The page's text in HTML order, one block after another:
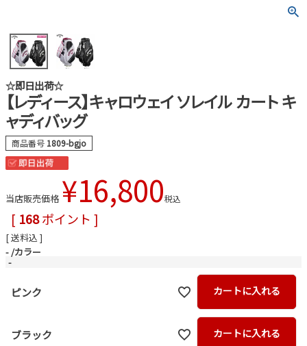
☆即日出荷☆
【レディース】キャロウェイ ソレイル カート キ
ャディバッグ
商品番号 1809-bgjo
当店販売価格 ¥16,800税込
[ 168ポイント ]
送料込
- カラー
-
ピンク カートに入れる
ブラック カートに入れる